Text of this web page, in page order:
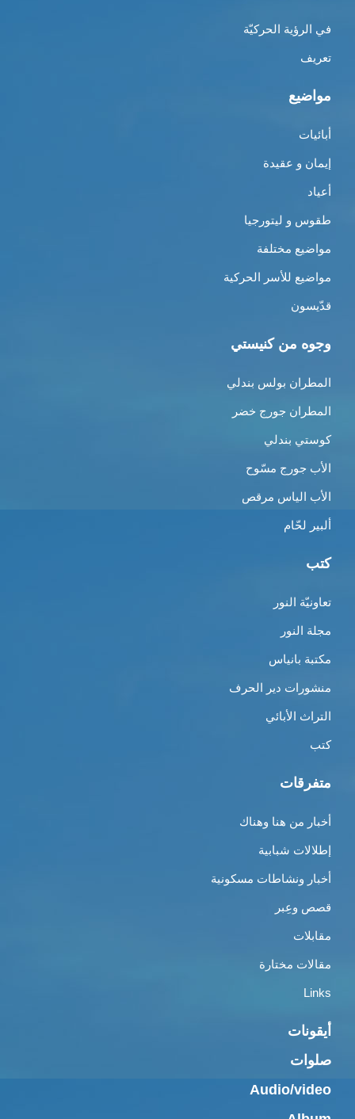
في الرؤية الحركيّة
تعريف
مواضيع
أبائيات
إيمان و عقيدة
أعياد
طقوس و ليتورجيا
مواضيع مختلفة
مواضيع للأسر الحركية
قدّيسون
وجوه من كنيستي
المطران بولس بندلي
المطران جورج خضر
كوستي بندلي
الأب جورج مسّوح
الأب الياس مرقص
ألبير لحّام
كتب
تعاونيّة النور
مجلة النور
مكتبة بانياس
منشورات دير الحرف
التراث الأبائي
كتب
متفرقات
أخبار من هنا وهناك
إطلالات شبابية
أخبار ونشاطات مسكونية
قصص وعِبر
مقابلات
مقالات مختارة
Links
أيقونات
صلوات
Audio/video